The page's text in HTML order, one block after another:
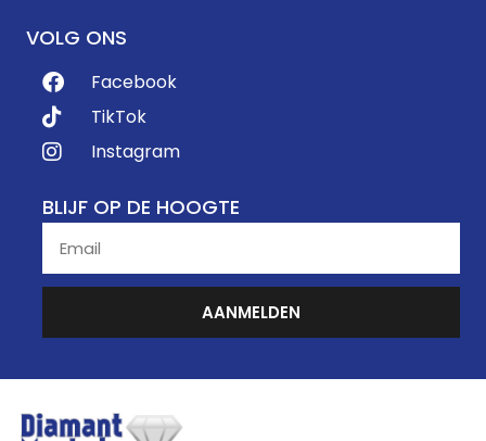
VOLG ONS
Facebook
TikTok
Instagram
BLIJF OP DE HOOGTE
AANMELDEN